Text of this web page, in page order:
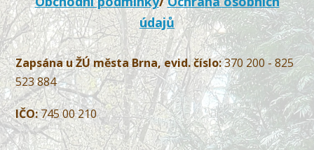
údajů
Zapsána u ŽÚ města Brna, evid. číslo:370 200 - 825
523 884
IČO:745 00 210